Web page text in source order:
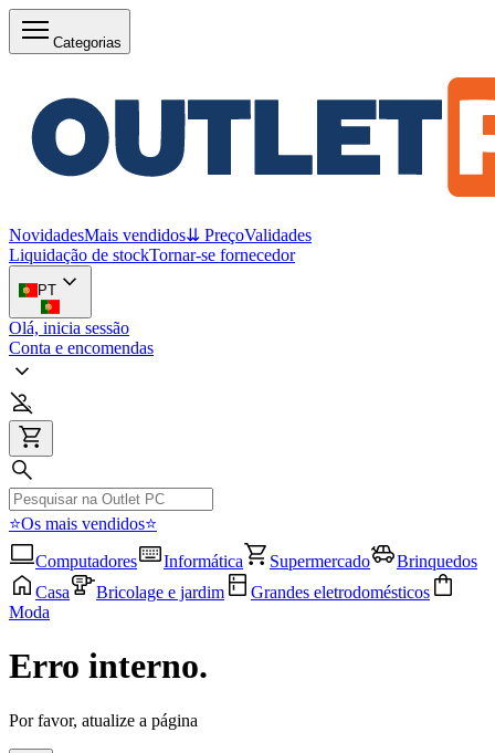
Categorias
NovidadesMais vendidos⇊ PreçoValidades
Liquidação de stockTornar-se fornecedor
PT
Olá, inicia sessão
Conta e encomendas
⭐Os mais vendidos⭐
Computadores
Informática Supermercado
Brinquedos
Casa
Bricolage e jardim
Grandes eletrodomésticos
Moda
Erro interno.
Por favor, atualize a página